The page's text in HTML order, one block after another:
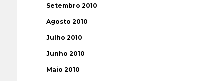
Setembro 2010
Agosto 2010
Julho 2010
Junho 2010
Maio 2010